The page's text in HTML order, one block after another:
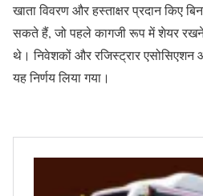
खाता विवरण और हस्ताक्षर प्रदान किए
सकते हैं, जो पहले कागजी रूप में शेयर
थे। निवेशकों और रजिस्ट्रार एसोसिएशन
यह निर्णय लिया गया।